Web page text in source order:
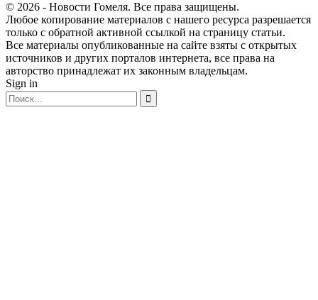
© 2026 - Новости Гомеля. Все права защищены.
Любое копирование материалов с нашего ресурса разрешается
только с обратной активной ссылкой на страницу статьи.
Все материалы опубликованные на сайте взяты с открытых
источников и других порталов интернета, все права на
авторство принадлежат их законным владельцам.
Sign in